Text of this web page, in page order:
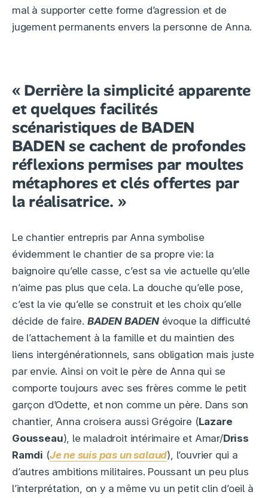
mal à supporter cette forme d’agression et de
jugement permanents envers la personne de Anna.
« Derrière la simplicité apparente
et quelques facilités
scénaristiques de BADEN
BADEN se cachent de profondes
réflexions permises par moultes
métaphores et clés offertes par
la réalisatrice. »
Le chantier entrepris par Anna symbolise
évidemment le chantier de sa propre vie: la
baignoire qu’elle casse, c’est sa vie actuelle qu’elle
n’aime pas plus que cela. La douche qu’elle pose,
c’est la vie qu’elle se construit et les choix qu’elle
décide de faire. BADEN BADENévoque la difficulté
de l’attachement à la famille et du maintien des
liens intergénérationnels, sans obligation mais juste
par envie. Ainsi on voit le père de Anna qui se
comporte toujours avec ses frères comme le petit
garçon d’Odette, et non comme un père. Dans son
chantier, Anna croisera aussi Grégoire (Lazare
Gousseau), le maladroit intérimaire et Amar/Driss
Ramdi (Je ne suis pas un salaud), l’ouvrier qui a
d’autres ambitions militaires. Poussant un peu plus
l’interprétation, on y a même vu un petit clin d’oeil à